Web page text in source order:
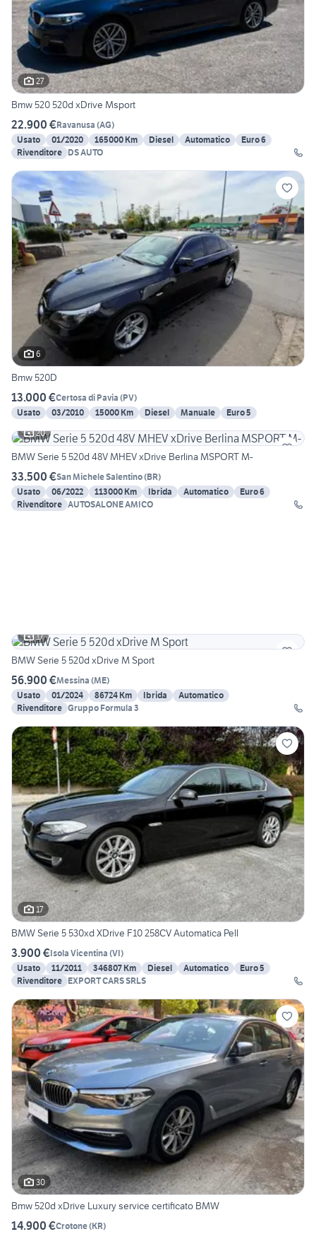
27
Bmw 520 520d xDrive Msport
22.900 €Ravanusa (AG)
Usato
01/2020 165000 Km Diesel Automatico
Euro 6
Rivenditore DS AUTO
6
Bmw 520D
13.000 €Certosa di Pavia (PV)
Usato
03/2010 15000 Km Diesel Manuale
Euro 5
20
BMW Serie 5 520d 48V MHEV xDrive Berlina MSPORT M-
33.500 €San Michele Salentino(BR)
Usato
06/2022 113000 Km Ibrida Automatico
Euro 6
Rivenditore AUTOSALONE AMICO
17
BMW Serie 5 520d xDrive M Sport
56.900 €Messina (ME)
Usato
01/2024 86724 Km Ibrida
Automatico
Rivenditore Gruppo Formula 3
17
BMW Serie 5 530xd XDrive F10 258CV Automatica Pell
3.900 €Isola Vicentina (VI)
Usato
11/2011 346807 Km Diesel Automatico
Euro 5
Rivenditore EXPORT CARS SRLS
30
Bmw 520d xDrive Luxury service certificato BMW
14.900 €Crotone(KR)